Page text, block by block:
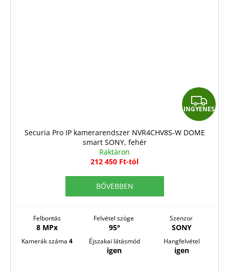
I
N
INGYENES
Securia Pro IP kamerarendszer NVR4CHV8S-W DOME
smart SONY, fehér
Raktáron
212 450 Ft-tól
BŐVEBBEN
Felbontás
8 MPx
Felvétel szöge
95°
Szenzor
SONY
Kamerák száma 4 Éjszakai látásmód
igen
Hangfelvétel
igen